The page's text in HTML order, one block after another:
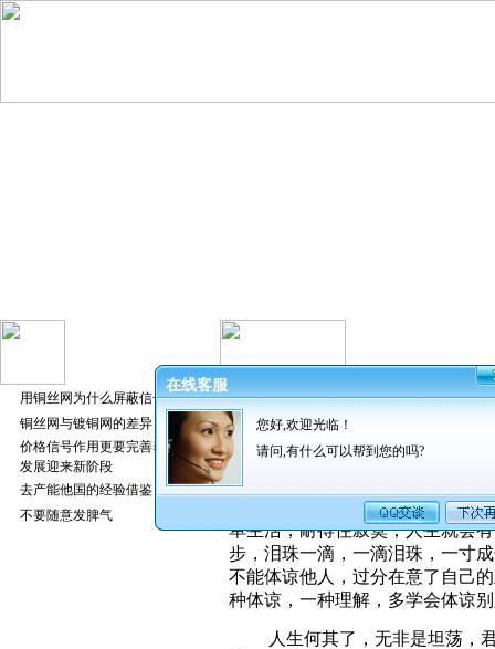
用铜丝网为什么屏蔽信号好
铜丝网与镀铜网的差异
价格信号作用更要完善养猪业
发展迎来新阶段
去产能他国的经验借鉴
不要随意发脾气
人生何其烦，做人要简单，简
单生活，耐得住寂寞，人生就会
步，泪珠一滴，一滴泪珠，一寸
不能体谅他人，过分在意了自己
种体谅，一种理解，多学会体谅
人生何其了，无非是坦荡，君
在线客服
您好,欢迎光临！
请问,有什么可以帮到您的吗?